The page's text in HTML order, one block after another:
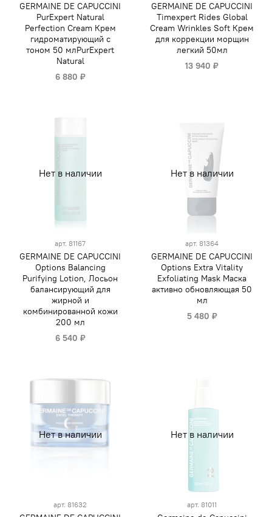
GERMAINE DE CAPUCCINI
PurExpert Natural
Perfection Cream Крем
гидроматирующий с
тоном 50 млPurExpert
Natural
6 880 ₽
GERMAINE DE CAPUCCINI
Timexpert Rides Global
Cream Wrinkles Soft Крем
для коррекции морщин
легкий 50мл
13 940 ₽
Нет в наличии
арт. 81167
GERMAINE DE CAPUCCINI
Options Balancing
Purifying Lotion, Лосьон
балансирующий для
жирной и
комбинированной кожи
200 мл
6 540 ₽
Нет в наличии
арт. 81364
GERMAINE DE CAPUCCINI
Options Extra Vitality
Exfoliating Mask Маска
активно обновляющая 50
мл
5 480 ₽
Нет в наличии
арт. 81632
Нет в наличии
арт. 81011